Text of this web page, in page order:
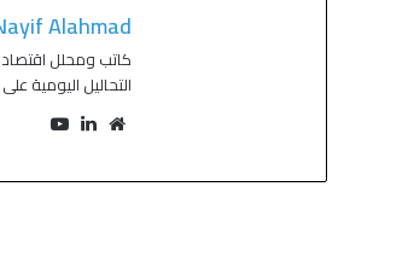
Alahmad
التحاليل اليومية